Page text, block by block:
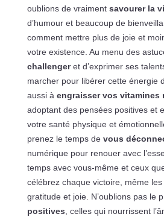
oublions de vraiment savourer la
d’humour et beaucoup de
comment mettre plus de joie et
votre existence. Au menu des
challengeret d’exprimer ses
marcher pour libérer cette énergie
aussi à engraisser vos vitamines
adoptant des pensées positives et
votre santé physique et
prenez le temps de vous
numérique pour renouer avec
temps avec vous-même et ceux
célébrez chaque victoire, même
gratitude et joie. N’oublions pas le
positives , celles qui nourrissent